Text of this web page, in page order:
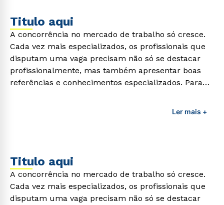
Titulo aqui
A concorrência no mercado de trabalho só cresce.
Cada vez mais especializados, os profissionais que
disputam uma vaga precisam não só se destacar
profissionalmente, mas também apresentar boas
referências e conhecimentos especializados. Para
profissionais da área é preciso garantir uma
Ler mais +
Titulo aqui
A concorrência no mercado de trabalho só cresce.
Cada vez mais especializados, os profissionais que
disputam uma vaga precisam não só se destacar